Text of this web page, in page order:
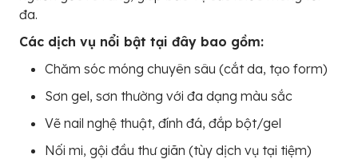
đa.
Các dịch vụ nổi bật tại đây bao gồm:
Chăm sóc móng chuyên sâu (cắt da, tạo form)
Sơn gel, sơn thường với đa dạng màu sắc
Vẽ nail nghệ thuật, đính đá, đắp bột/gel
Nối mi, gội đầu thư giãn (tùy dịch vụ tại tiệm)